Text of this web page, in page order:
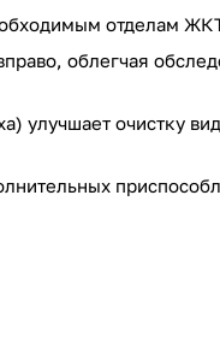
отделам
облегчая
улучшает очистку